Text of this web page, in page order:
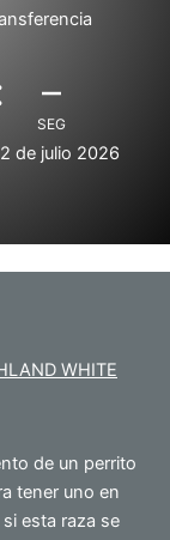
–
SEG
de julio 2026
WHITE
de un perrito
tener uno en
esta raza se